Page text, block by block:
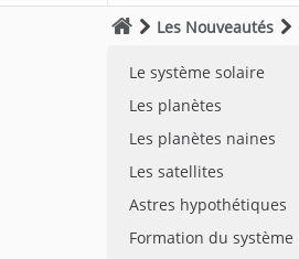
Les Nouveautés
Le système solaire
Les planètes
Les planètes naines
Les satellites
Astres hypothétiques
Formation du système